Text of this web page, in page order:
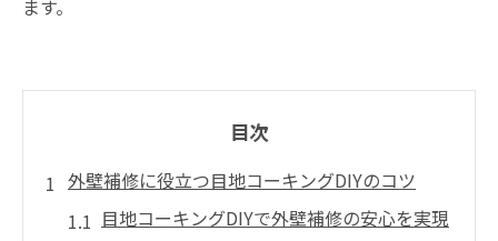
ます。
目次
外壁補修に役立つ目地コーキングDIYのコツ
目地コーキングDIYで外壁補修の安心を実現